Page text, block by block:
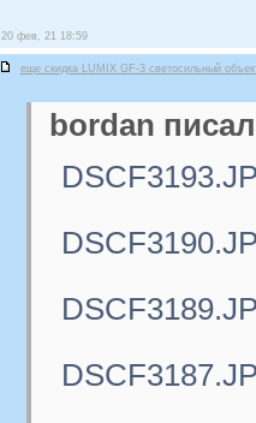
20 фев, 21 18:59
еще скидка LUMIX GF-3 светосильный
bordan